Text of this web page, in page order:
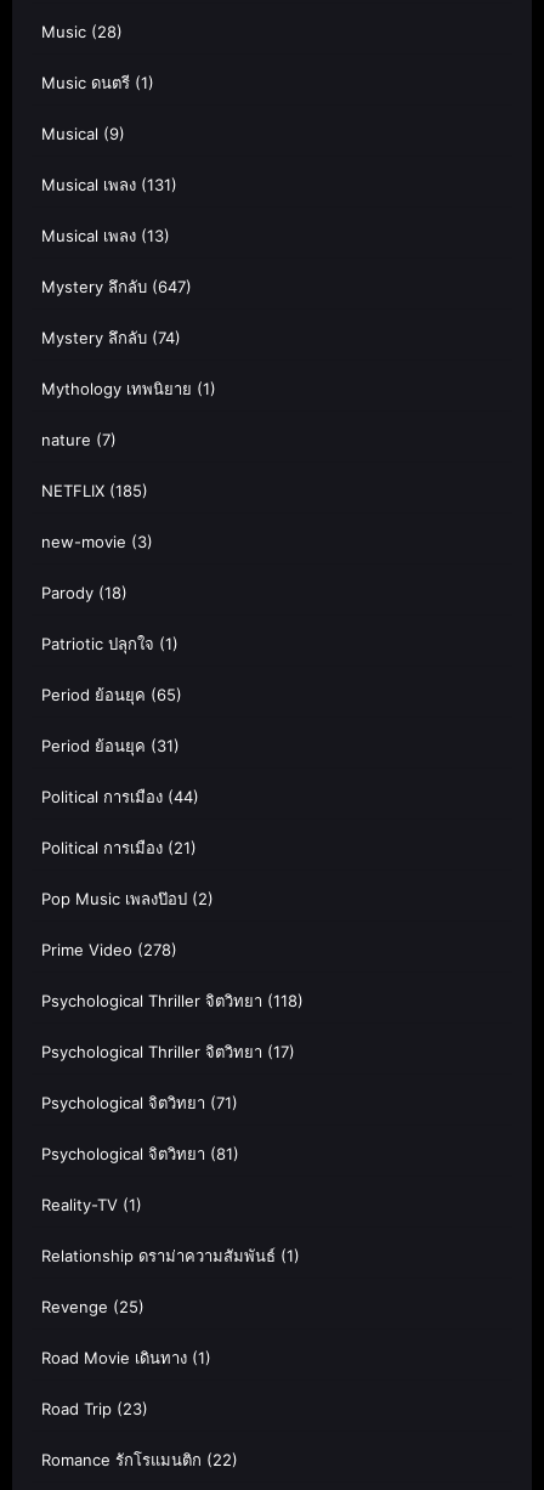
Music (28)
Music ดนตรี (1)
Musical (9)
Musical เพลง (131)
Musical เพลง (13)
Mystery ลึกลับ (647)
Mystery ลึกลับ (74)
Mythology เทพนิยาย (1)
nature (7)
NETFLIX (185)
new-movie (3)
Parody (18)
Patriotic ปลุกใจ (1)
Period ย้อนยุค (65)
Period ย้อนยุค (31)
Political การเมือง (44)
Political การเมือง (21)
Pop Music เพลงป๊อป (2)
Prime Video (278)
Psychological Thriller จิตวิทยา (118)
Psychological Thriller จิตวิทยา (17)
Psychological จิตวิทยา (71)
Psychological จิตวิทยา (81)
Reality-TV (1)
Relationship ดราม่าความสัมพันธ์ (1)
Revenge (25)
Road Movie เดินทาง (1)
Road Trip (23)
Romance รักโรแมนติก (22)